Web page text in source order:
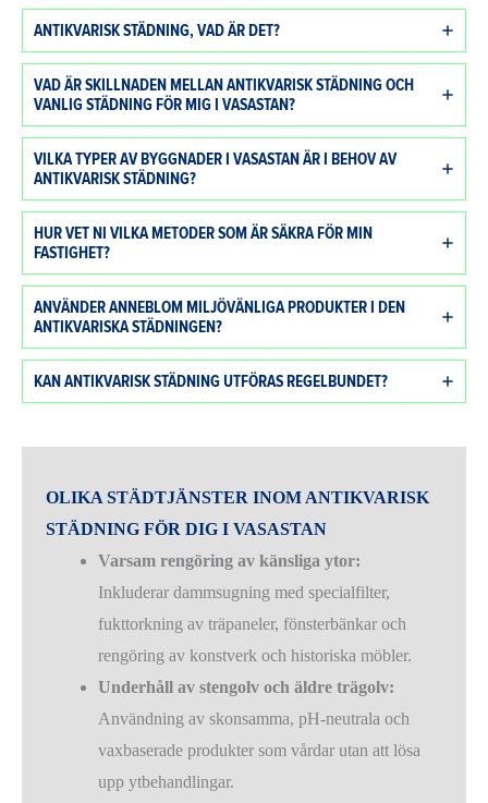
ANTIKVARISK STÄDNING, VAD ÄR DET?
VAD ÄR SKILLNADEN MELLAN ANTIKVARISK STÄDNING OCH
VANLIG STÄDNING FÖR MIG I VASASTAN?
VILKA TYPER AV BYGGNADER I VASASTAN ÄR I BEHOV AV
ANTIKVARISK STÄDNING?
HUR VET NI VILKA METODER SOM ÄR SÄKRA FÖR MIN
FASTIGHET?
ANVÄNDER ANNEBLOM MILJÖVÄNLIGA PRODUKTER I DEN
ANTIKVARISKA STÄDNINGEN?
KAN ANTIKVARISK STÄDNING UTFÖRAS REGELBUNDET?
OLIKA STÄDTJÄNSTER INOM ANTIKVARISK
STÄDNING FÖR DIG I VASASTAN
Varsam rengöring av känsliga ytor:
Inkluderar dammsugning med specialfilter,
fukttorkning av träpaneler, fönsterbänkar och
rengöring av konstverk och historiska möbler.
Underhåll av stengolv och äldre trägolv:
Användning av skonsamma, pH-neutrala och
vaxbaserade produkter som vårdar utan att lösa
upp ytbehandlingar.